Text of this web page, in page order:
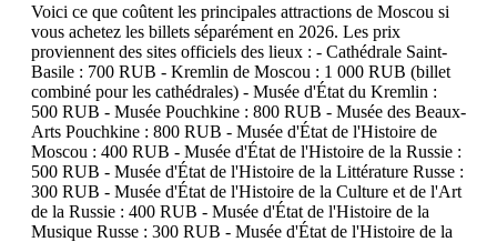
Voici ce que coûtent les principales attractions de Moscou si
vous achetez les billets séparément en 2026. Les prix
proviennent des sites officiels des lieux : - Cathédrale Saint-
Basile : 700 RUB - Kremlin de Moscou : 1 000 RUB (billet
combiné pour les cathédrales) - Musée d'État du Kremlin :
500 RUB - Musée Pouchkine : 800 RUB - Musée des Beaux-
Arts Pouchkine : 800 RUB - Musée d'État de l'Histoire de
Moscou : 400 RUB - Musée d'État de l'Histoire de la Russie :
500 RUB - Musée d'État de l'Histoire de la Littérature Russe :
300 RUB - Musée d'État de l'Histoire de la Culture et de l'Art
de la Russie : 400 RUB - Musée d'État de l'Histoire de la
Musique Russe : 300 RUB - Musée d'État de l'Histoire de la